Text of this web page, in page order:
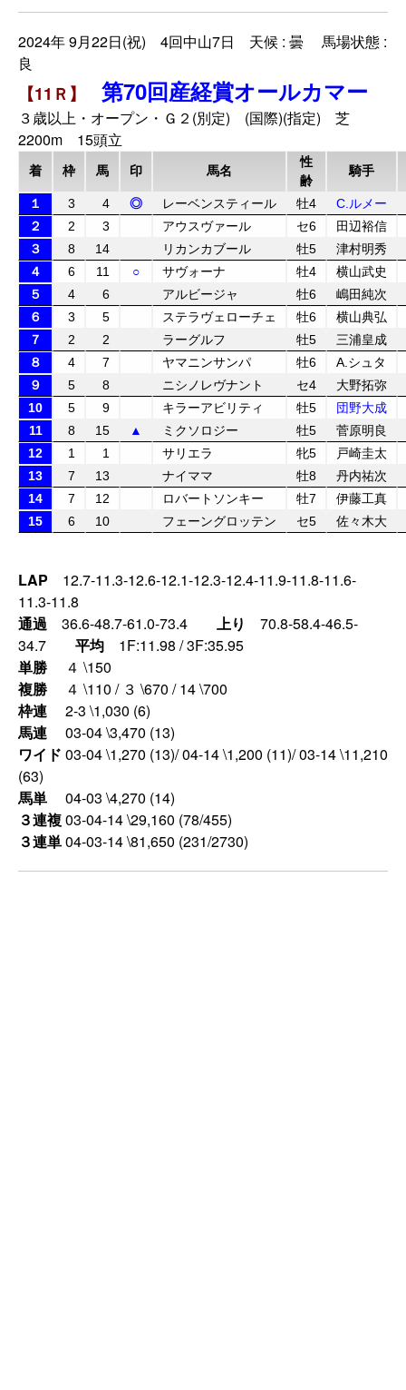
2024年 9月22日(祝) 4回中山7日 天候 : 曇 馬場状態 :
良
【11Ｒ】 第70回産経賞オールカマー
３歳以上・オープン・Ｇ２(別定) (国際)(指定) 芝
2200m 15頭立
着 枠 馬 印 馬名
性
齢
騎手
１ 3 4 ◎ レーベンスティール 牡4
C.ルメー
２
2 3 アウスヴァール セ6
田辺裕信
３
8 14 リカンカブール 牡5
津村明秀
４
6 11 ○ サヴォーナ 牡4
横山武史
５
4 6 アルビージャ 牡6
嶋田純次
６
3 5 ステラヴェローチェ 牡6
横山典弘
７
2 2 ラーグルフ 牡5
三浦皇成
８
4 7 ヤマニンサンパ 牡6
A.シュタ
９
5 8 ニシノレヴナント セ4
大野拓弥
10
5 9 キラーアビリティ 牡5
団野大成
11
8 15 ▲ ミクソロジー 牡5
菅原明良
12
1 1 サリエラ 牝5
戸崎圭太
13
7 13 ナイママ 牡8
丹内祐次
14
7 12 ロバートソンキー 牡7
伊藤工真
15
6 10 フェーングロッテン セ5 佐々木大
LAP 12.7-11.3-12.6-12.1-12.3-12.4-11.9-11.8-11.6-
11.3-11.8
通過 36.6-48.7-61.0-73.4 上り 70.8-58.4-46.5-
34.7 平均 1F:11.98 / 3F:35.95
単勝
４ \150
複勝
４ \110 / ３ \670 / 14 \700
枠連
2-3 \1,030 (6)
馬連
03-04 \3,470 (13)
ワイド 03-04 \1,270 (13)/ 04-14 \1,200 (11)/ 03-14 \11,210
(63)
馬単
04-03 \4,270 (14)
３連複03-04-14 \29,160 (78/455)
３連単04-03-14 \81,650 (231/2730)